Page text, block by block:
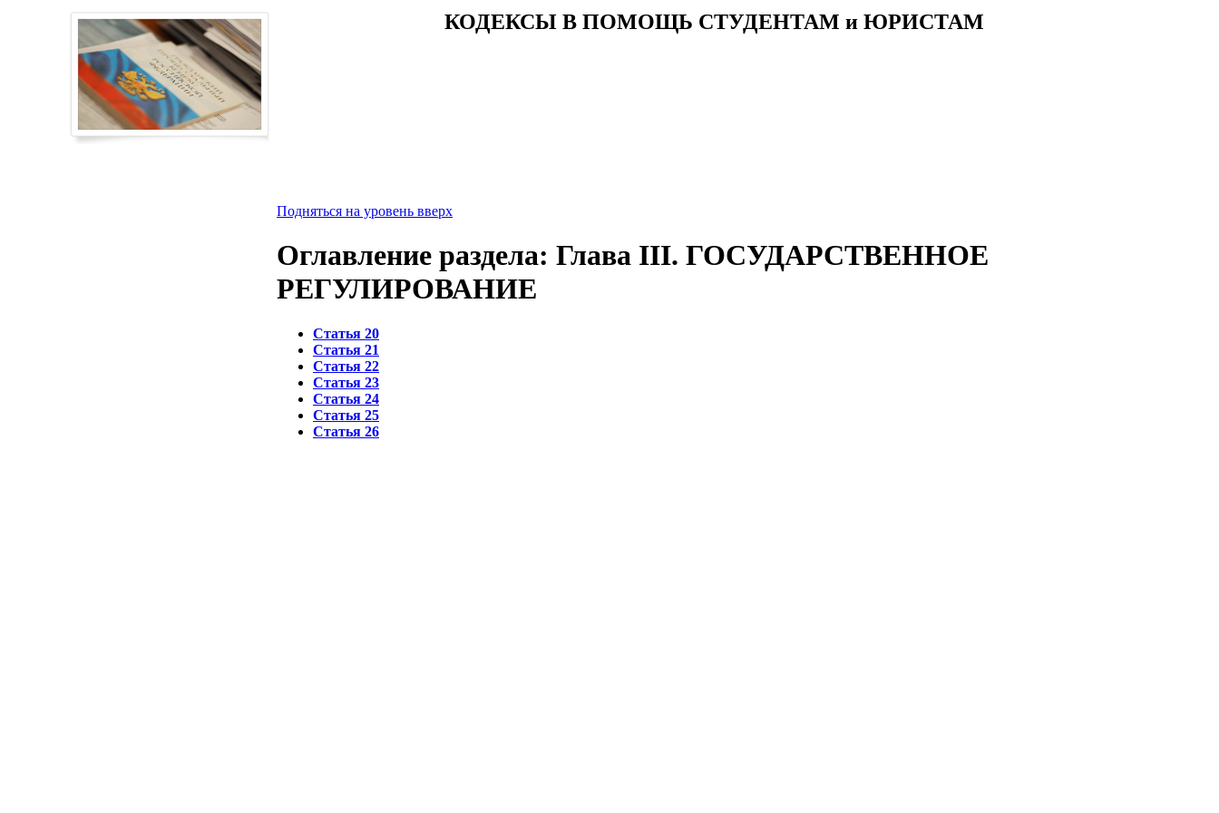
КОДЕКСЫ В ПОМОЩЬ СТУДЕНТАМ и ЮРИСТАМ
Подняться на уровень вверх
Оглавление раздела: Глава III. ГОСУДАРСТВЕННОЕ
РЕГУЛИРОВАНИЕ
Статья 20
Статья 21
Статья 22
Статья 23
Статья 24
Статья 25
Статья 26